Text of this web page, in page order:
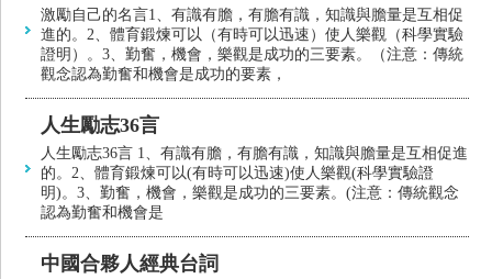
激勵自己的名言1、有識有膽，有膽有識，知識與膽量是互相促
進的。2、體育鍛煉可以（有時可以迅速）使人樂觀（科學實驗
證明）。3、勤奮，機會，樂觀是成功的三要素。（注意：傳統
觀念認為勤奮和機會是成功的要素，
人生勵志36言
人生勵志36言 1、有識有膽，有膽有識，知識與膽量是互相促進
的。2、體育鍛煉可以(有時可以迅速)使人樂觀(科學實驗證
明)。3、勤奮，機會，樂觀是成功的三要素。(注意：傳統觀念
認為勤奮和機會是
中國合夥人經典台詞